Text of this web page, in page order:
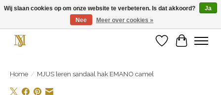
Unieke schoenen en een feestje aan je voeten! Gratis verzending vanaf € 75,-
Verlanglijst
Home / MJUS leren sandaal hak EMANO camel
Wij slaan cookies op om onze website te verbeteren. Is dat akkoord?
Ja
Nee
Meer over cookies »